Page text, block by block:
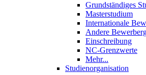
Grundständiges
Masterstudium
Internationale
Andere
Einschreibung
NC-Grenzwerte
Mehr...
Studienorganisation